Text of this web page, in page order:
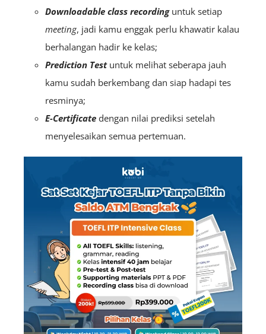
Downloadable class recordinguntuk setiap
meeting, jadi kamu enggak perlu khawatir kalau
berhalangan hadir ke kelas;
Prediction Testuntuk melihat seberapa jauh
kamu sudah berkembang dan siap hadapi tes
resminya;
E-Certificate dengan nilai prediksi setelah
menyelesaikan semua pertemuan.